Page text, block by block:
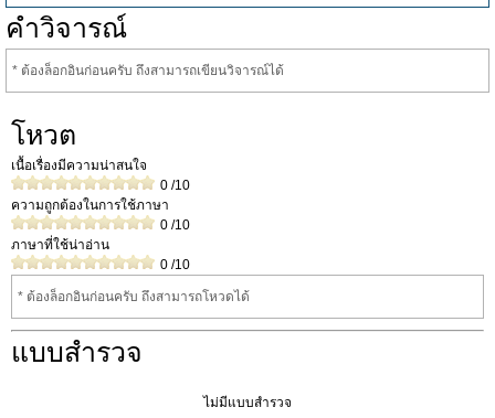
คำวิจารณ์
* ต้องล็อกอินก่อนครับ ถึงสามารถเขียนวิจารณ์ได้
โหวต
เนื้อเรื่องมีความน่าสนใจ
0 /10
ความถูกต้องในการใช้ภาษา
0 /10
ภาษาที่ใช้น่าอ่าน
0 /10
* ต้องล็อกอินก่อนครับ ถึงสามารถโหวดได้
แบบสำรวจ
ไม่มีแบบสำรวจ